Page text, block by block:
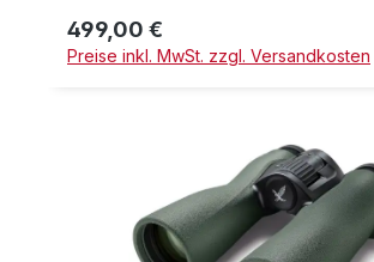
Regulärer Preis:
499,00 €
Preise inkl. MwSt. zzgl. Versandkosten